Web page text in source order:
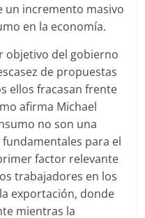
un incremento masivo
en la economía.
objetivo del gobierno
de propuestas
ellos fracasan frente
afirma Michael
no son una
para el
factor relevante
trabajadores en los
exportación, donde
mientras la